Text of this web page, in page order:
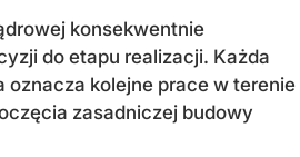
konsekwentnie
do etapu realizacji. Każda
oznacza kolejne prace w terenie
zasadniczej budowy